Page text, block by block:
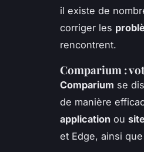
il existe de
corriger les
rencontrent.
Comparium :
Comparium se
de manière
application ou
et Edge, ainsi